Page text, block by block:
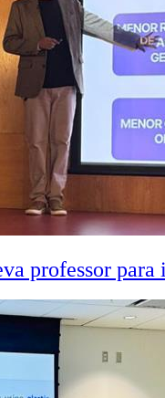
professor para